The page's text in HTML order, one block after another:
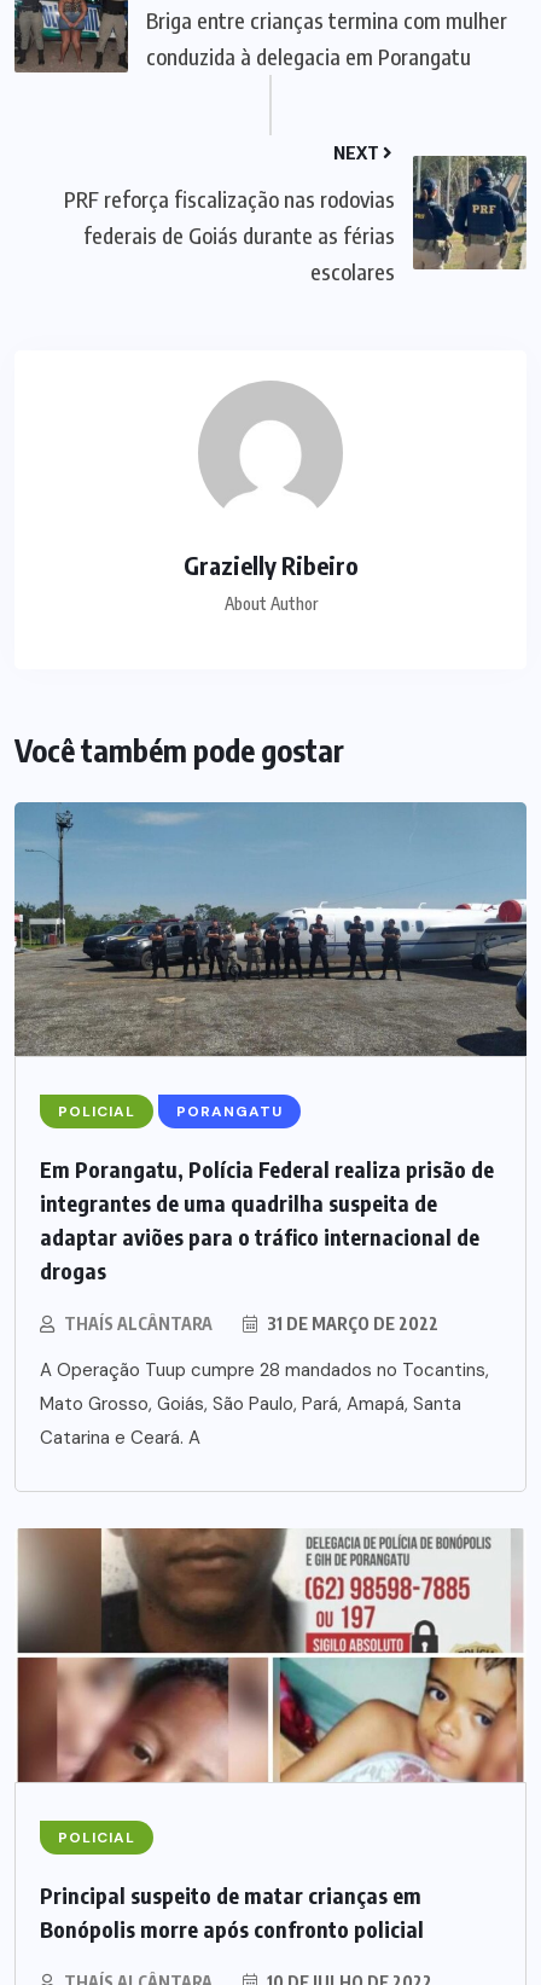
Briga entre crianças termina com mulher
conduzida à delegacia em Porangatu
NEXT
PRF reforça fiscalização nas rodovias
federais de Goiás durante as férias
escolares
Grazielly Ribeiro
About Author
Você também pode gostar
POLICIAL PORANGATU
Em Porangatu, Polícia Federal realiza prisão de
integrantes de uma quadrilha suspeita de
adaptar aviões para o tráfico internacional de
drogas
THAÍS ALCÂNTARA 31 DE MARÇO DE 2022
A Operação Tuup cumpre 28 mandados no Tocantins,
Mato Grosso, Goiás, São Paulo, Pará, Amapá, Santa
Catarina e Ceará. A
POLICIAL
Principal suspeito de matar crianças em
Bonópolis morre após confronto policial